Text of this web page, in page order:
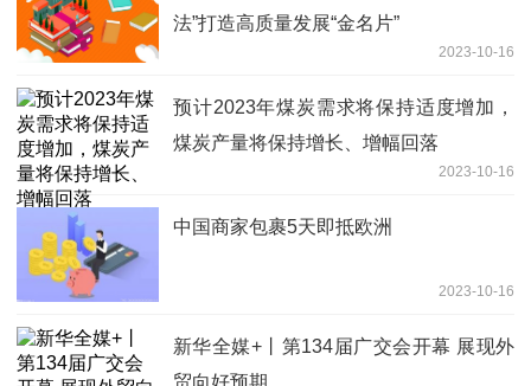
法”打造高质量发展“金名片”
2023-10-16
预计2023年煤炭需求将保持适度增加，
煤炭产量将保持增长、增幅回落
2023-10-16
中国商家包裹5天即抵欧洲
2023-10-16
新华全媒+丨第134届广交会开幕 展现外
贸向好预期